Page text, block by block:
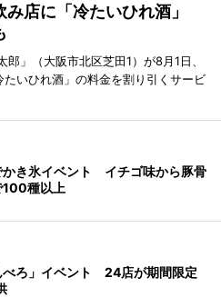
み店に「冷たいひれ酒」
」（大阪市北区芝田1）が8月1日、
いひれ酒」の料金を割り引くサービ
かき氷イベント イチゴ味から豚骨
100種以上
べろ」イベント 24店が期間限定